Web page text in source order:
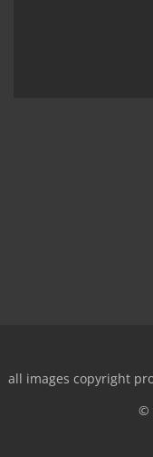
all images copyright
©